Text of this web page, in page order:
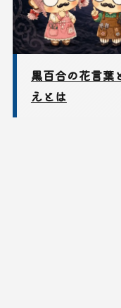
黒百合の花言葉
えとは